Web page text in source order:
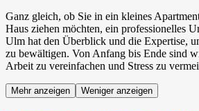
Ganz gleich, ob Sie in ein kleines
Haus ziehen möchten, ein professionelles
Ulm hat den Überblick und die Expertise,
zu bewältigen. Von Anfang bis Ende sind
Arbeit zu vereinfachen und Stress zu
Mehr anzeigen Weniger anzeigen